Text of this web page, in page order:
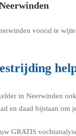
vooral te
in Neerwinden
en daad bijstaan om
GRATIS